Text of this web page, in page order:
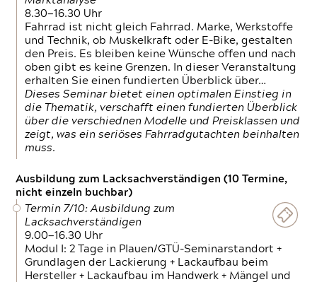
8.30—16.30 Uhr
Fahrrad ist nicht gleich Fahrrad. Marke, Werkstoffe
und Technik, ob Muskelkraft oder E-Bike, gestalten
den Preis. Es bleiben keine Wünsche offen und nach
oben gibt es keine Grenzen. In dieser Veranstaltung
erhalten Sie einen fundierten Überblick über…
Dieses Seminar bietet einen optimalen Einstieg in
die Thematik, verschafft einen fundierten Überblick
über die verschiednen Modelle und Preisklassen und
zeigt, was ein seriöses Fahrradgutachten beinhalten
muss.
Ausbildung zum Lacksachverständigen (10 Termine,
nicht einzeln buchbar)
Termin 7/10: Ausbildung zum
Lacksachverständigen
9.00—16.30 Uhr
Modul I: 2 Tage in Plauen/GTÜ-Seminarstandort +
Grundlagen der Lackierung + Lackaufbau beim
Hersteller + Lackaufbau im Handwerk + Mängel und